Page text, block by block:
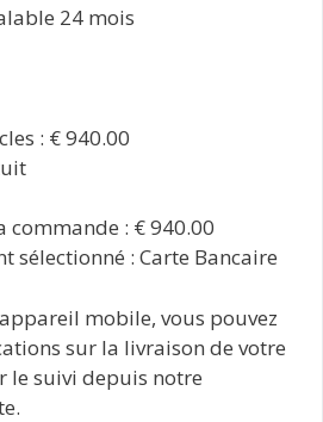
24 mois
: € 940.00
: € 940.00
sélectionné : Carte Bancaire
mobile, vous pouvez
sur la livraison de votre
le suivi depuis notre